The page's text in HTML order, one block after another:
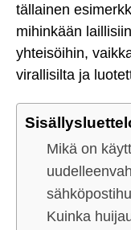
tällainen
mihinkään
yhteisöihin,
virallisilta ja
Mikä on
Kuinka